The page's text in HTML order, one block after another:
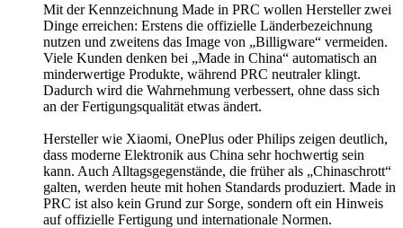
Mit der Kennzeichnung Made in PRC wollen Hersteller zwei
Dinge erreichen: Erstens die offizielle Länderbezeichnung
nutzen und zweitens das Image von „Billigware“ vermeiden.
Viele Kunden denken bei „Made in China“ automatisch an
minderwertige Produkte, während PRC neutraler klingt.
Dadurch wird die Wahrnehmung verbessert, ohne dass sich
an der Fertigungsqualität etwas ändert.
Hersteller wie Xiaomi, OnePlus oder Philips zeigen deutlich,
dass moderne Elektronik aus China sehr hochwertig sein
kann. Auch Alltagsgegenstände, die früher als „Chinaschrott“
galten, werden heute mit hohen Standards produziert. Made in
PRC ist also kein Grund zur Sorge, sondern oft ein Hinweis
auf offizielle Fertigung und internationale Normen.